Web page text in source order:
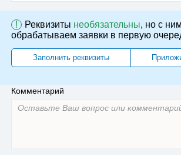
! Реквизиты необязательны, но с
обрабатываем заявки в первую
Заполнить реквизиты
Комментарий